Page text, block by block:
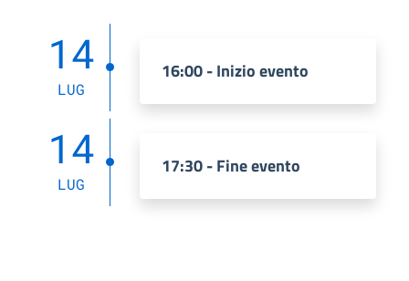
14
LUG
16:00 - Inizio evento
14
LUG
17:30 - Fine evento